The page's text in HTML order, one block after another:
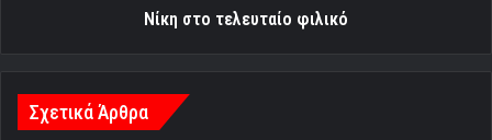
Νίκη στο τελευταίο φιλικό
Σχετικά Άρθρα